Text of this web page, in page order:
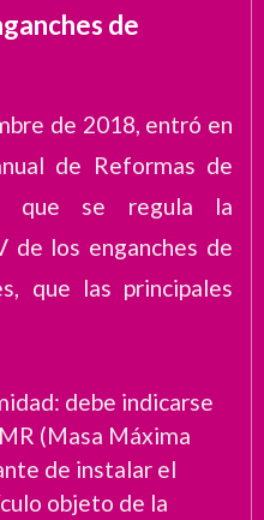
de
de 2018, entró en
de Reformas de
que se regula la
de los enganches de
que las principales
debe indicarse
(Masa Máxima
de instalar el
objeto de la